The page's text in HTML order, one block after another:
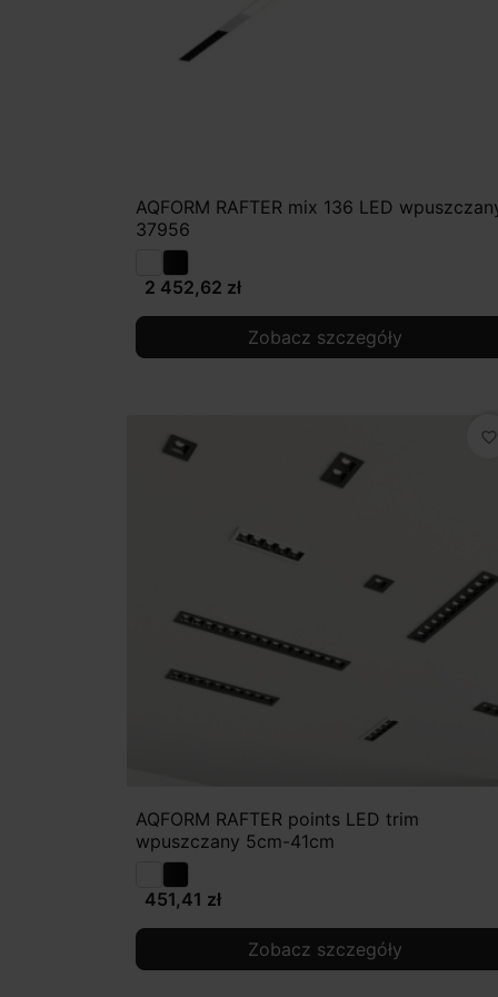
AQFORM RAFTER mix 136 LED
37956
2 452,62 zł
Zobacz szczegóły
favorite_border
AQFORM RAFTER points LED trim
wpuszczany 5cm-41cm
451,41 zł
Zobacz szczegóły